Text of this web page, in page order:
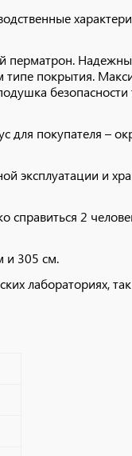
перматрон.
покрытия.
для покупателя –
эксплуатации и
2
и 305 см.
лабораториях,